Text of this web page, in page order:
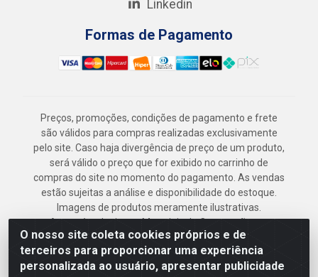
O nosso site coleta cookies próprios e de
terceiros para proporcionar uma experiência
personalizada ao usuário, apresentar publicidade
Linkedin
Formas de Pagamento
Preços, promoções, condições de pagamento e frete
são válidos para compras realizadas exclusivamente
pelo site. Caso haja divergência de preço de um produto,
será válido o preço que for exibido no carrinho de
compras do site no momento do pagamento. As vendas
estão sujeitas a análise e disponibilidade do estoque.
Imagens de produtos meramente ilustrativas.
Armazém Jenipapo Materiais de Construção em
Geral LTDA - Rua das Flores, 2691 - Guabiraba,
Recife/PE - CEP 52.291-630 - CNPJ
41.097.379/0001-